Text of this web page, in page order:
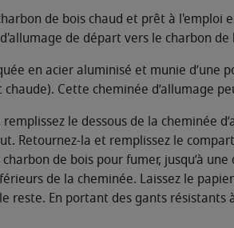
de bois chaud et prêt à
de départ vers le charbon de
en acier aluminisé et munie
chaude). Cette cheminée d’allumage
remplissez le dessous de la
Retournez-la et remplissez le
de bois pour fumer, jusqu’à
de la cheminée. Laissez le
reste. En portant des gants résistants